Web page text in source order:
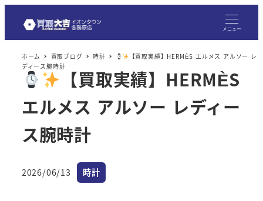
メニュー
ホーム 買取ブログ 時計
【買取実績】HERMÈS エルメス アルソー レ
ディース腕時計
【買取実績】HERMÈS
エルメス アルソー レディー
ス腕時計
投稿日
2026/06/13 カテゴリー
時計